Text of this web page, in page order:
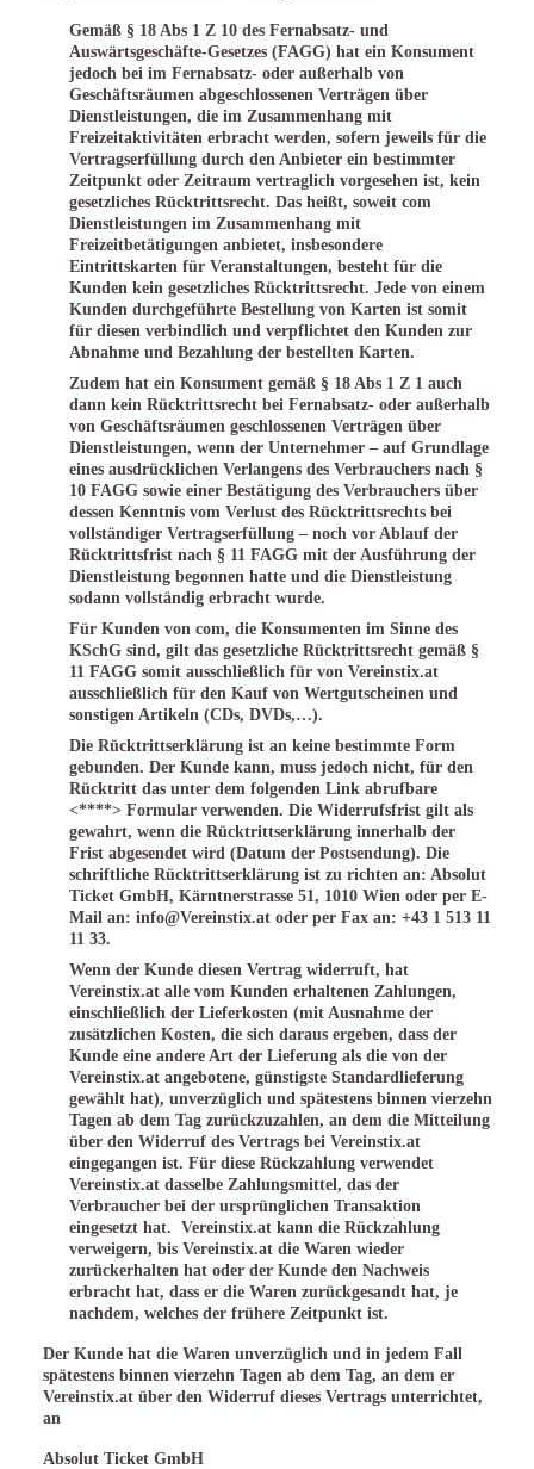
Gemäß § 18 Abs 1 Z 10 des Fernabsatz- und
Auswärtsgeschäfte-Gesetzes (FAGG) hat ein Konsument
jedoch bei im Fernabsatz- oder außerhalb von
Geschäftsräumen abgeschlossenen Verträgen über
Dienstleistungen, die im Zusammenhang mit
Freizeitaktivitäten erbracht werden, sofern jeweils für die
Vertragserfüllung durch den Anbieter ein bestimmter
Zeitpunkt oder Zeitraum vertraglich vorgesehen ist, kein
gesetzliches Rücktrittsrecht. Das heißt, soweit com
Dienstleistungen im Zusammenhang mit
Freizeitbetätigungen anbietet, insbesondere
Eintrittskarten für Veranstaltungen, besteht für die
Kunden kein gesetzliches Rücktrittsrecht. Jede von einem
Kunden durchgeführte Bestellung von Karten ist somit
für diesen verbindlich und verpflichtet den Kunden zur
Abnahme und Bezahlung der bestellten Karten.
Zudem hat ein Konsument gemäß § 18 Abs 1 Z 1 auch
dann kein Rücktrittsrecht bei Fernabsatz- oder außerhalb
von Geschäftsräumen geschlossenen Verträgen über
Dienstleistungen, wenn der Unternehmer – auf Grundlage
eines ausdrücklichen Verlangens des Verbrauchers nach §
10 FAGG sowie einer Bestätigung des Verbrauchers über
dessen Kenntnis vom Verlust des Rücktrittsrechts bei
vollständiger Vertragserfüllung – noch vor Ablauf der
Rücktrittsfrist nach § 11 FAGG mit der Ausführung der
Dienstleistung begonnen hatte und die Dienstleistung
sodann vollständig erbracht wurde.
Für Kunden von com, die Konsumenten im Sinne des
KSchG sind, gilt das gesetzliche Rücktrittsrecht gemäß §
11 FAGG somit ausschließlich für von Vereinstix.at
ausschließlich für den Kauf von Wertgutscheinen und
sonstigen Artikeln (CDs, DVDs,…).
Die Rücktrittserklärung ist an keine bestimmte Form
gebunden. Der Kunde kann, muss jedoch nicht, für den
Rücktritt das unter dem folgenden Link abrufbare
<****> Formular verwenden. Die Widerrufsfrist gilt als
gewahrt, wenn die Rücktrittserklärung innerhalb der
Frist abgesendet wird (Datum der Postsendung). Die
schriftliche Rücktrittserklärung ist zu richten an: Absolut
Ticket GmbH, Kärntnerstrasse 51, 1010 Wien oder per E-
Mail an: info@Vereinstix.at oder per Fax an: +43 1 513 11
11 33.
Wenn der Kunde diesen Vertrag widerruft, hat
Vereinstix.at alle vom Kunden erhaltenen Zahlungen,
einschließlich der Lieferkosten (mit Ausnahme der
zusätzlichen Kosten, die sich daraus ergeben, dass der
Kunde eine andere Art der Lieferung als die von der
Vereinstix.at angebotene, günstigste Standardlieferung
gewählt hat), unverzüglich und spätestens binnen vierzehn
Tagen ab dem Tag zurückzuzahlen, an dem die Mitteilung
über den Widerruf des Vertrags bei Vereinstix.at
eingegangen ist. Für diese Rückzahlung verwendet
Vereinstix.at dasselbe Zahlungsmittel, das der
Verbraucher bei der ursprünglichen Transaktion
eingesetzt hat. Vereinstix.at kann die Rückzahlung
verweigern, bis Vereinstix.at die Waren wieder
zurückerhalten hat oder der Kunde den Nachweis
erbracht hat, dass er die Waren zurückgesandt hat, je
nachdem, welches der frühere Zeitpunkt ist.
Der Kunde hat die Waren unverzüglich und in jedem Fall
spätestens binnen vierzehn Tagen ab dem Tag, an dem er
Vereinstix.at über den Widerruf dieses Vertrags unterrichtet,
an
Absolut Ticket GmbH